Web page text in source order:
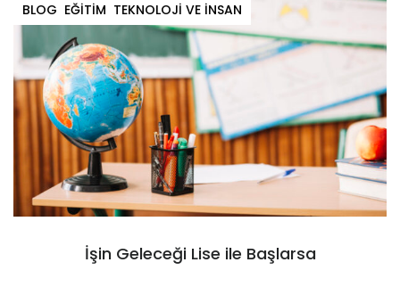
BLOG EĞITIM TEKNOLOJI VE İNSAN
İşin Geleceği Lise ile Başlarsa